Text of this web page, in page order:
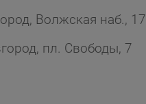
Волжская наб., 17
пл. Свободы, 7